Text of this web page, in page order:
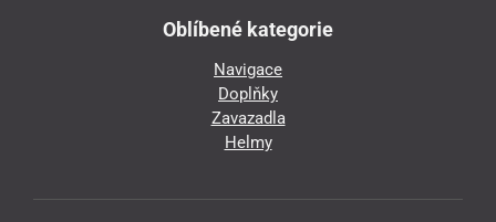
Oblíbené kategorie
Navigace
Doplňky
Zavazadla
Helmy